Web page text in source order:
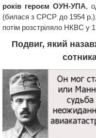
років героєм ОУН-УПА,
(билася з СРСР до 1954
потім розстріляло НКВС у
Подвиг, який